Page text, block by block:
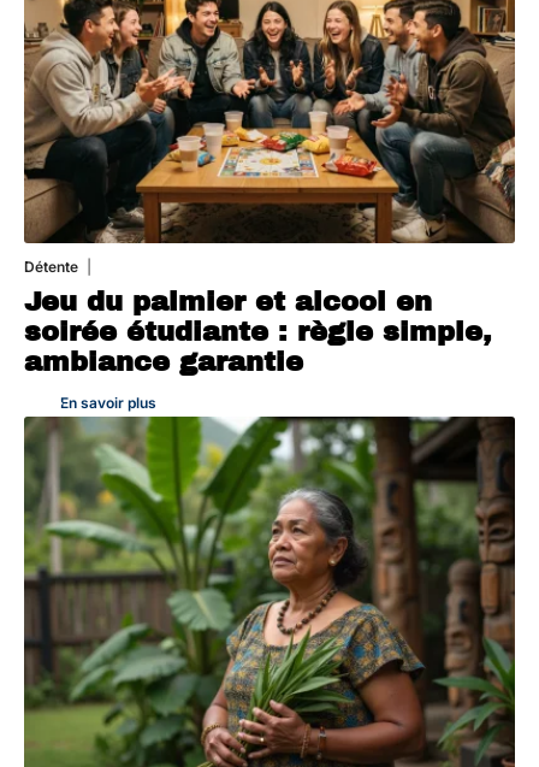
Détente
Jeu du palmier et alcool en
soirée étudiante : règle simple,
ambiance garantie
En savoir plus